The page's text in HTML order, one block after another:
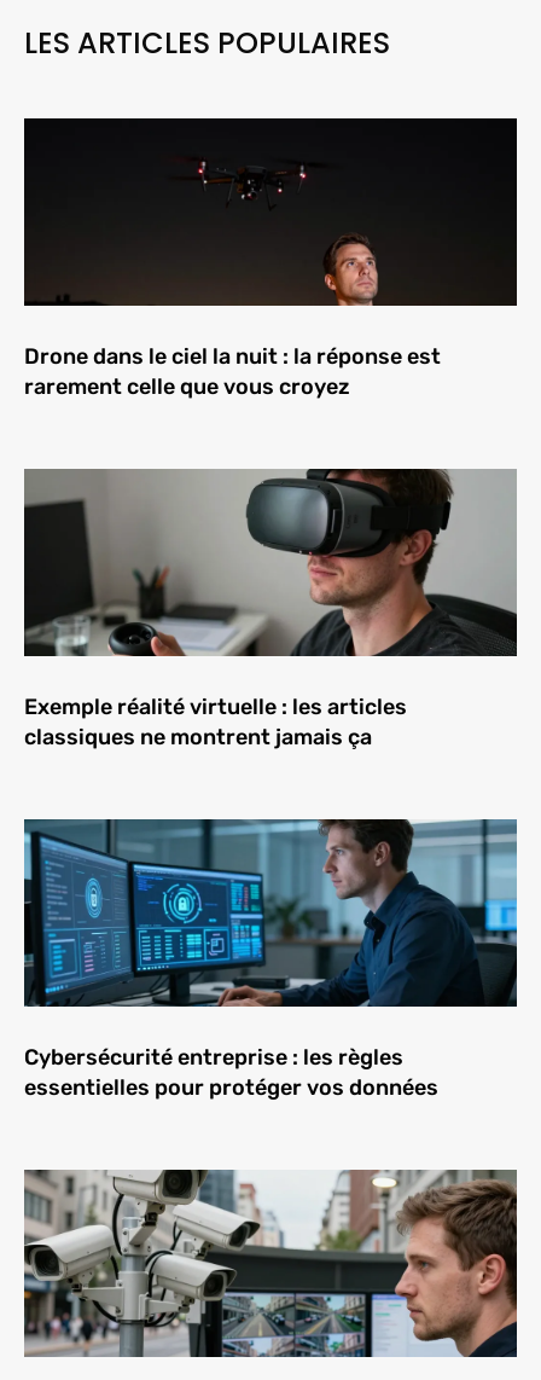
LES ARTICLES POPULAIRES
Drone dans le ciel la nuit : la réponse est
rarement celle que vous croyez
Exemple réalité virtuelle : les articles
classiques ne montrent jamais ça
Cybersécurité entreprise : les règles
essentielles pour protéger vos données